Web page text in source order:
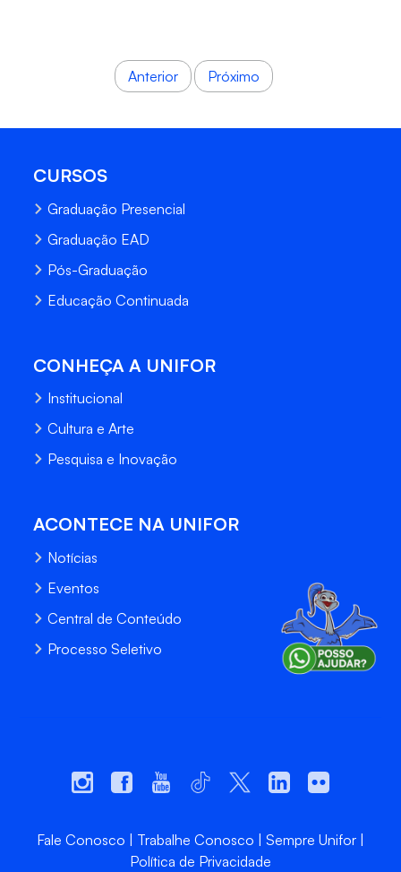
Anterior Próximo
CURSOS
Graduação Presencial
Graduação EAD
Pós-Graduação
Educação Continuada
CONHEÇA A UNIFOR
Institucional
Cultura e Arte
Pesquisa e Inovação
ACONTECE NA UNIFOR
Notícias
Eventos
Central de Conteúdo
Processo Seletivo
Fale Conosco Trabalhe Conosco
Sempre Unifor
Política de Privacidade